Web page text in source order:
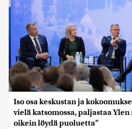
tietoja muihin tietoihin, joita olet
kerätty, kun olet käyttänyt heidän
saatetaan myös siirtää ulkomaille.
Iso osa keskustan ja
vielä katsomossa, paljastaa Ylen
oikein löydä puoluetta”